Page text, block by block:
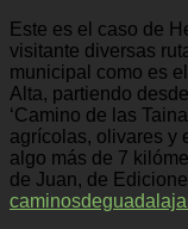
Este es el caso de
visitante diversas
municipal como es
Alta, partiendo
‘Camino de las
agrícolas, olivares y
algo más de 7
de Juan, de